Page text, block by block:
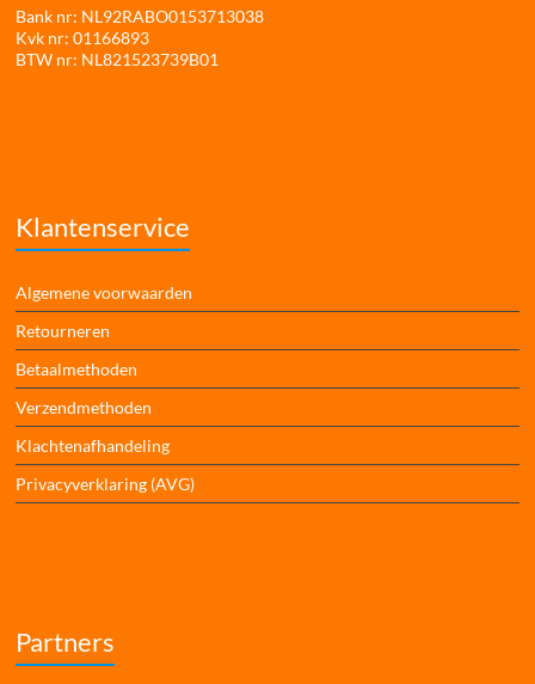
Bank nr: NL92RABO0153713038
Kvk nr: 01166893
BTW nr: NL821523739B01
Klantenservice
Algemene voorwaarden
Retourneren
Betaalmethoden
Verzendmethoden
Klachtenafhandeling
Privacyverklaring (AVG)
Partners